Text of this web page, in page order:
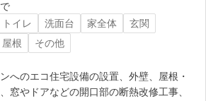
トイレ 洗面台 家全体
玄関
屋根
その他
へのエコ住宅設備の設置、外壁、屋根・
窓やドアなどの開口部の断熱改修工事、